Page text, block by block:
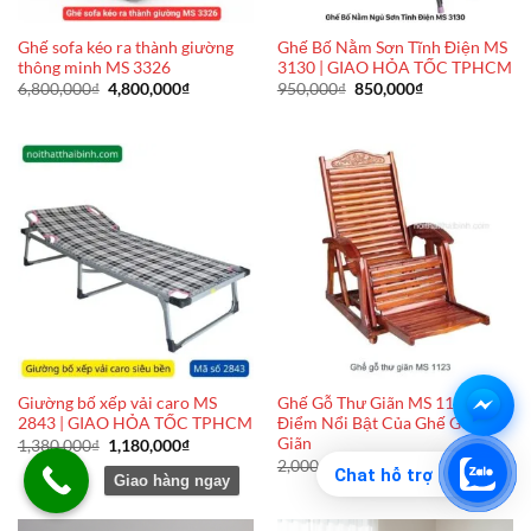
Chat hỗ trợ
Ghế sofa kéo ra thành giường
thông minh MS 3326
6,800,000₫ Giá
gốc
4,800,000₫Giá
Ghế Bố Nằm Sơn Tĩnh Điện MS
3130 | GIAO HỎA TỐC TPHCM
950,000₫ Giá
850,000₫Giá
Giường bố xếp vải caro MS
2843 | GIAO HỎA TỐC TPHCM
1,380,000₫ Giá
gốc
là:
1,380,000₫.
1,180,000₫Giá
tại
là:
Ghế Gỗ Thư Giãn MS 1123 – Ưu
Điểm Nổi Bật Của Ghế Gỗ Thư
Giãn
2,000,000₫
Giá
gốc
là:
1,500,000₫Giá
hiện
tại
là:
Giao hàng ngay